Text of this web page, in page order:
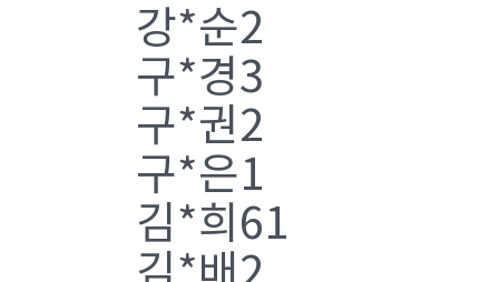
강*순2
구*경3
구*권2
구*은1
김*희61